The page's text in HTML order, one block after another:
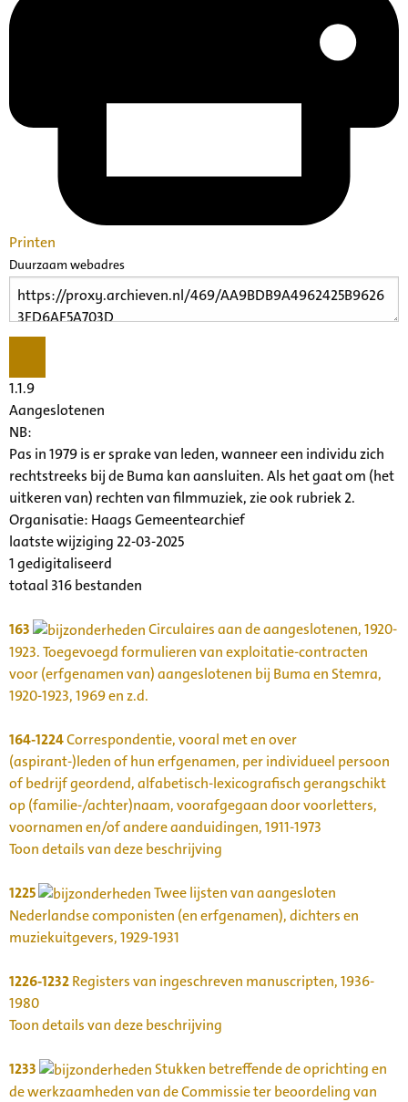
Printen
Duurzaam webadres
1.1.9
Aangeslotenen
NB:
Pas in 1979 is er sprake van leden, wanneer een individu zich
rechtstreeks bij de Buma kan aansluiten. Als het gaat om (het
uitkeren van) rechten van filmmuziek, zie ook rubriek 2.
Organisatie: Haags Gemeentearchief
laatste wijziging 22-03-2025
1 gedigitaliseerd
totaal 316 bestanden
163
Circulaires aan de aangeslotenen, 1920-
1923. Toegevoegd formulieren van exploitatie-contracten
voor (erfgenamen van) aangeslotenen bij Buma en Stemra,
1920-1923, 1969 en z.d.
164-1224Correspondentie, vooral met en over
(aspirant-)leden of hun erfgenamen, per individueel persoon
of bedrijf geordend, alfabetisch-lexicografisch gerangschikt
op (familie-/achter)naam, voorafgegaan door voorletters,
voornamen en/of andere aanduidingen, 1911-1973
Toon details van deze beschrijving
1225
Twee lijsten van aangesloten
Nederlandse componisten (en erfgenamen), dichters en
muziekuitgevers, 1929-1931
1226-1232Registers van ingeschreven manuscripten, 1936-
1980
Toon details van deze beschrijving
1233
Stukken betreffende de oprichting en
de werkzaamheden van de Commissie ter beoordeling van